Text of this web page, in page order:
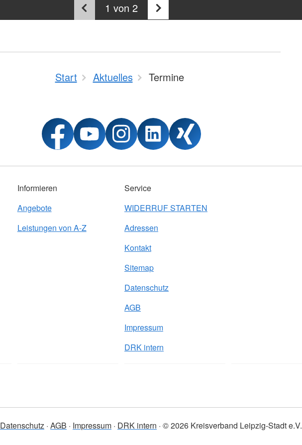
1 von 2
Start Aktuelles Termine
Informieren
Angebote
Leistungen von A-Z
Service
WIDERRUF STARTEN
Adressen
Kontakt
Sitemap
Datenschutz
AGB
Impressum
DRK intern
Datenschutz AGB Impressum DRK intern © 2026 Kreisverband Leipzig-Stadt e.V.